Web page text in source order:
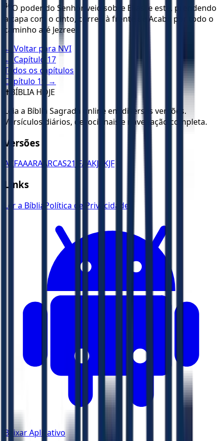
46 O poder do Senhor veio sobre Elias, e este, prendendo
a capa com o cinto, correu à frente de Acabe por todo o
caminho até Jezreel.
← Voltar para NVI
← Capítulo 17
Todos os capítulos
Capítulo 19
→
✝️ BÍBLIA HOJE
Leia a Bíblia Sagrada online em diversas versões.
Versículos diários, devocionais e navegação completa.
Versões
ACFAAARA ARCAS21 JFAAKJA KJF
Links
Ler a Bíblia Política de Privacidade
Baixar Aplicativo